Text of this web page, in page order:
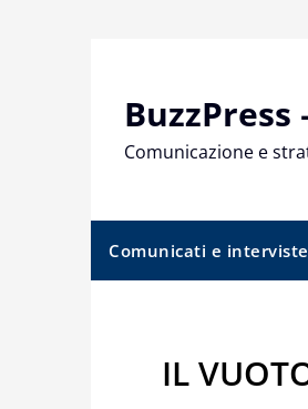
Comunicazione e
Comunicati e
IL